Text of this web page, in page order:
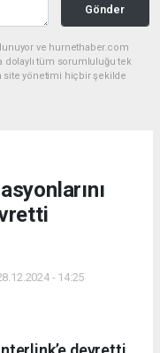
Gönder
ve hurnethaber.com
dolaylı tüm sorumluluğu tek
site yönetimi hiçbir şekilde
- 14:25